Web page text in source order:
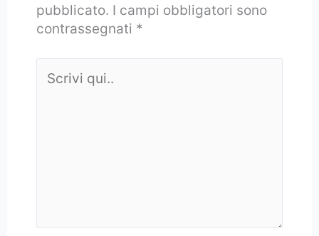
pubblicato. I campi obbligatori sono
contrassegnati *
qui..